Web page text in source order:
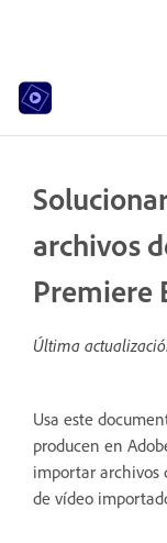
archivos
Premiere
Última
Usa este
producen en
importar archivos
de vídeo